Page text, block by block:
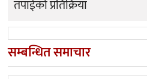
तपाईको प्रतिक्रिया
सम्बन्धित समाचार